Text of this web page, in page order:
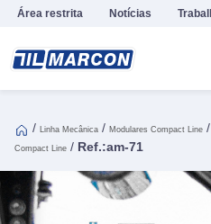
Área restrita Notícias
/ Linha Mecânica / Modulares Compact Line /
Compact Line / Ref.:am-71